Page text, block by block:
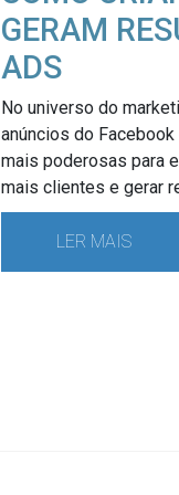
GERAM
ADS
No universo do
anúncios do
mais poderosas para
mais clientes e gerar
LER MAIS